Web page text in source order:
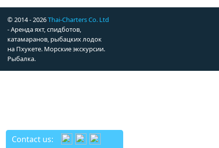
© 2014 - 2026Thai-Charters Co. Ltd
- Аренда яхт, спидботов,
катамаранов, рыбацких лодок
на Пхукете. Морские экскурсии.
Рыбалка.
Contact us: